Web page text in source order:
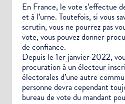
En France, le vote s’effectue
et à l’urne. Toutefois, si vous
scrutin, vous ne pourrez pas
vote, vous pouvez donner
de confiance.
Depuis le 1er janvier 2022,
procuration à un électeur
électorales d’une autre
personne devra cependant
bureau de vote du mandant